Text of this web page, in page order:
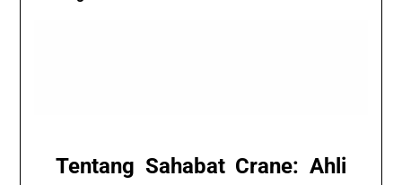
Tentang Sahabat Crane: Ahli